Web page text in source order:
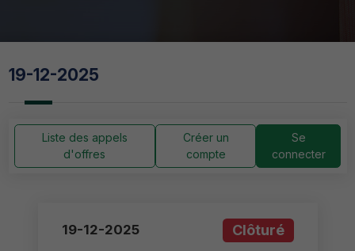
19-12-2025
Liste des appels
d'offres
Créer un
compte
Se
connecter
19-12-2025 Clôturé